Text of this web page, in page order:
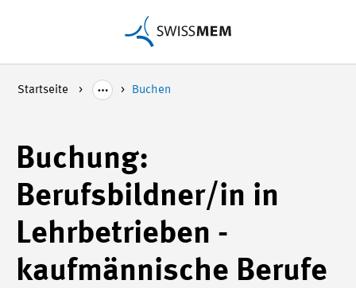
Startseite Buchen
Buchung:
Berufsbildner/in in
Lehrbetrieben -
kaufmännische Berufe